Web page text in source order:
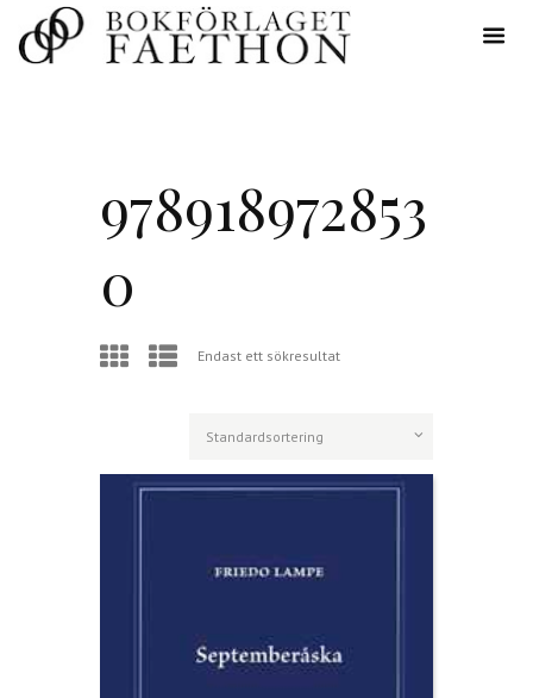
978918972853
0
Endast ett sökresultat